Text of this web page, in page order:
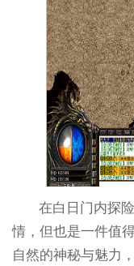
在白日门内探
情，但也是一件值
自然的神秘与魅力